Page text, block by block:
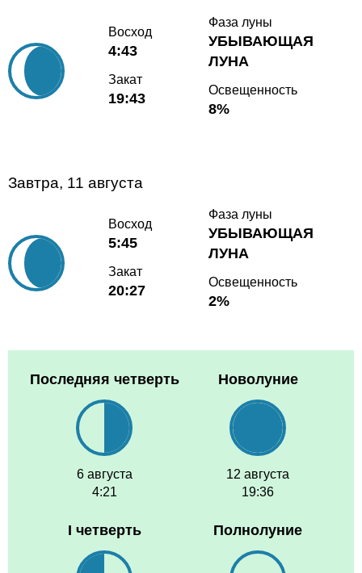
Восход
4:43
Закат
19:43
Фаза луны
УБЫВАЮЩАЯ
ЛУНА
Освещенность
8%
Завтра, 11 августа
Восход
5:45
Закат
20:27
Фаза луны
УБЫВАЮЩАЯ
ЛУНА
Освещенность
2%
Последняя четверть
6 августа
4:21
Новолуние
12 августа
19:36
I четверть Полнолуние